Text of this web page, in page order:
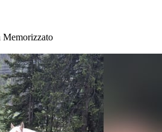
Memorizzato